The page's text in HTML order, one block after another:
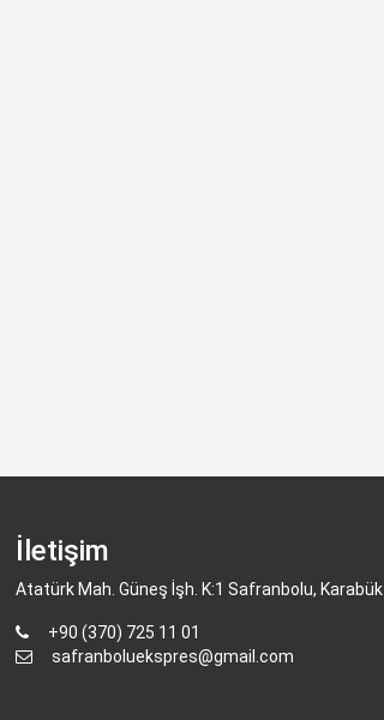
İletişim
Atatürk Mah. Güneş İşh. K:1 Safranbolu, Karabük
+90 (370) 725 11 01
safranboluekspres@gmail.com